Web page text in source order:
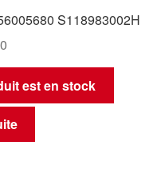
S118983002H
est en stock